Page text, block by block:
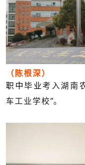
（陈根深）
职中毕业考入湖南
车工业学校”。